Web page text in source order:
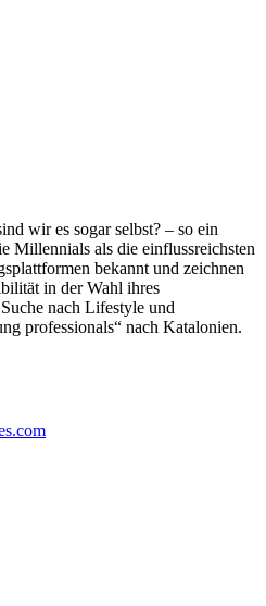
wir es sogar selbst? – so ein
Millennials als die einflussreichsten
bekannt und zeichnen
in der Wahl ihres
nach Lifestyle und
professionals“ nach Katalonien.